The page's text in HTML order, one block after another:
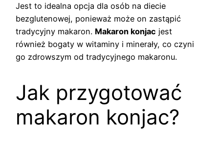
Jest to idealna opcja dla osób na diecie
bezglutenowej, ponieważ może on zastąpić
tradycyjny makaron. Makaron konjac jest
również bogaty w witaminy i minerały, co czyni
go zdrowszym od tradycyjnego makaronu.
Jak przygotować
makaron konjac?